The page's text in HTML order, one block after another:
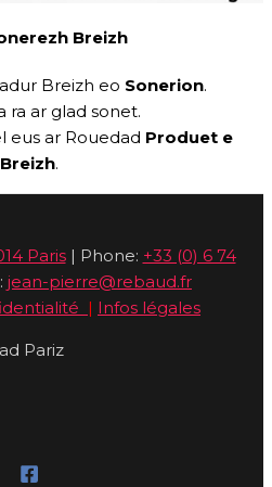
Breizh
Breizh eo Sonerion.
ra ar glad sonet.
eus ar Rouedad Produet e
Breizh.
Paris| Phone: +33 (0) 6 74
jean-pierre@rebaud.fr
| Infos légales
Pariz